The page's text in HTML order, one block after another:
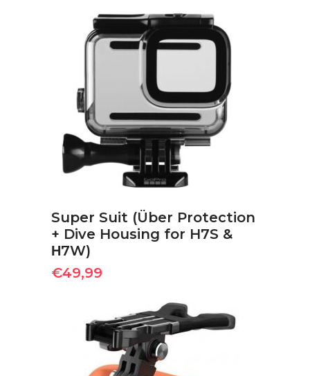
ΠΡΟΣΘΉΚΗ ΣΤΟ ΚΑΛΆΘΙ
Super Suit (Über Protection
+ Dive Housing for H7S &
Η7W)
€49,99